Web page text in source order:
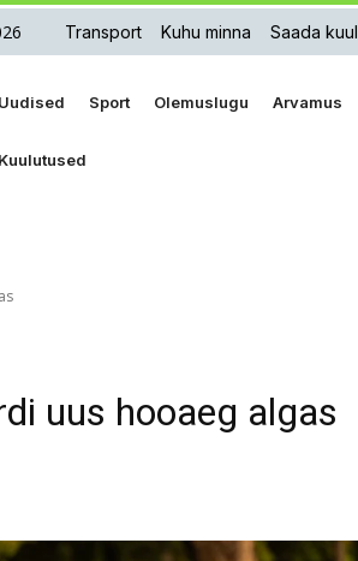
Transport Kuhu minna Saada
Uudised Sport Olemuslugu Arvamus
Kuulutused
uus hooaeg algas